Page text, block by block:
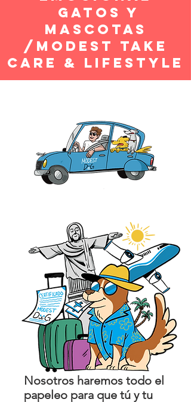
gatos y
mascotas
/Modest Take
care & lifestyle
Nosotros haremos todo el
papeleo para que tú y tu